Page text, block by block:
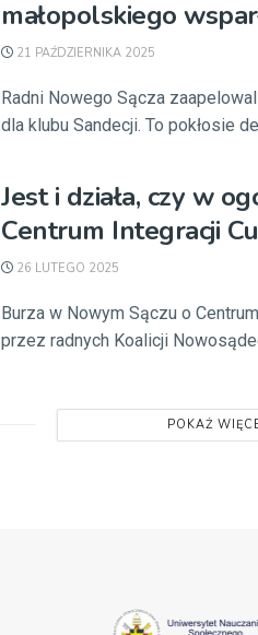
małopolskiego
21 PAŹDZIERNIKA 2025
Radni Nowego Sącza
dla klubu Sandecji. To pokłosie
Jest i działa, czy w
Centrum Integracji
26 LUTEGO 2025
Burza w Nowym Sączu o
przez radnych Koalicji
POKAŻ